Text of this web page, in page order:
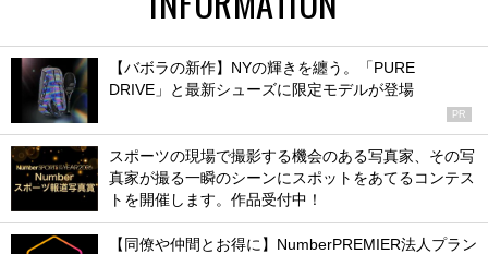
【バボラの新作】NYの輝きを纏う。「PURE
DRIVE」と最新シューズに限定モデルが登場
PR
スポーツの現場で撮影する機会のある写真家、その写
真家が撮る一瞬のシーンにスポットをあてるコンテス
トを開催します。作品受付中！
【同僚や仲間とお得に】NumberPREMIER法人プラン